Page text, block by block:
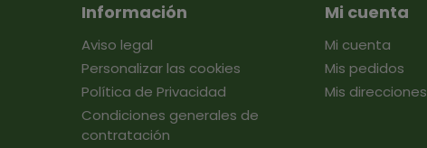
Información
Aviso legal
Personalizar las cookies
Política de Privacidad
Condiciones generales de
contratación
Mi cuenta
Mi cuenta
Mis pedidos
Mis direcciones